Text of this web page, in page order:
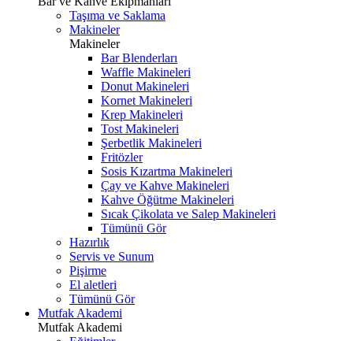
Taşıma ve Saklama
Makineler
Makineler
Bar Blenderları
Waffle Makineleri
Donut Makineleri
Kornet Makineleri
Krep Makineleri
Tost Makineleri
Şerbetlik Makineleri
Fritözler
Sosis Kızartma Makineleri
Çay ve Kahve Makineleri
Kahve Öğütme Makineleri
Sıcak Çikolata ve Salep Makineleri
Tümünü Gör
Hazırlık
Servis ve Sunum
Pişirme
El aletleri
Tümünü Gör
Mutfak Akademi
Mutfak Akademi